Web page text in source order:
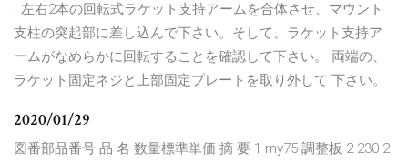
. 左右2本の回転式ラケット支持アームを合体させ、マウント
支柱の突起部に差し込んで下さい。そして、ラケット支持ア
ームがなめらかに回転することを確認して下さい。 両端の、
ラケット固定ネジと上部固定プレートを取り外して 下さい。
2020/01/29
図番部品番号 品 名 数量標準単価 摘 要 1 my75 調整板 2 230 2